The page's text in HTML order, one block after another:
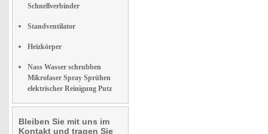
Schnellverbinder
Standventilator
Heizkörper
Nass Wasser schrubben
Mikrofaser Spray Sprühen
elektrischer Reinigung Putz
Bleiben Sie mit uns im
Kontakt und tragen Sie